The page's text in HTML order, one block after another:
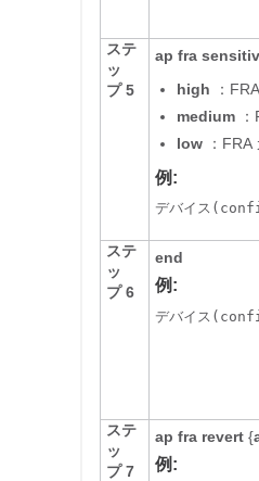
ステ
ッ
プ 5
ap fra
high
：
medium
low
：
例:
デバイス
ステ
ッ
プ 6
end
例:
デバイス
ステ
ッ
プ 7
ap fra revert {
例: